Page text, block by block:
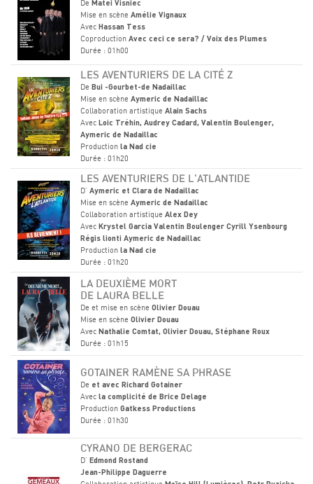
De Matei Visniec
Mise en scène Amélie Vignaux
Avec Hassan Tess
Coproduction Avec ceci ce sera? / Voix des Plumes
Durée : 01h00
LES AVENTURIERS DE LA CITÉ Z
De Bui -Gourbet-de Nadaillac
Mise en scène Aymeric de Nadaillac
Collaboration artistique Alain Sachs
Avec Loic Tréhin, Audrey Cadard, Valentin Boulenger,
Aymeric de Nadaillac
Production la Nad cie
Durée : 01h20
LES AVENTURIERS DE L'ATLANTIDE
D' Aymeric et Clara de Nadaillac
Mise en scène Aymeric de Nadaillac
Collaboration artistique Alex Dey
Avec Krystel Garcia Valentin Boulenger Cyrill Ysenbourg
Régis lionti Aymeric de Nadaillac
Production la Nad cie
Durée : 01h20
LA DEUXIÈME MORT
DE LAURA BELLE
De et mise en scène Olivier Douau
Mise en scène Olivier Douau
Avec Nathalie Comtat, Olivier Douau, Stéphane Roux
Durée : 01h15
GOTAINER RAMÈNE SA PHRASE
De et avec Richard Gotainer
Avec la complicité de Brice Delage
Production Gatkess Productions
Durée : 01h30
CYRANO DE BERGERAC
D' Edmond Rostand
Jean-Philippe Daguerre